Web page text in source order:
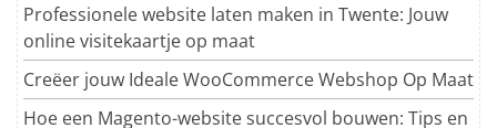
Professionele website laten maken in Twente: Jouw
online visitekaartje op maat
Creëer jouw Ideale WooCommerce Webshop Op Maat
Hoe een Magento-website succesvol bouwen: Tips en